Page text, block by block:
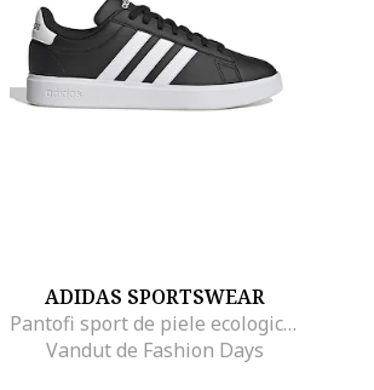
ADIDAS SPORTSWEAR
Pantofi sport de piele ecologica cu imprimeu logo Grand Court 2.0, Alb/Gri antracit
Vandut de Fashion Days